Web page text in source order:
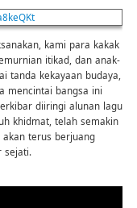
kami para kakak
itikad, dan anak-
tanda kekayaan budaya,
mencintai bangsa ini
diiringi alunan lagu
khidmat, telah semakin
akan terus berjuang
sejati.